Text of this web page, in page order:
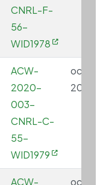
CNRL-F-
56-
WID1978
ACW-
2020-
003-
CNRL-C-
55-
WID1979
2020
ACW-